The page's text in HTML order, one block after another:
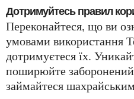
Дотримуйтесь правил
Переконайтеся, що ви ознайомилися з
умовами використання
дотримуєтеся їх.
поширюйте
займайтеся